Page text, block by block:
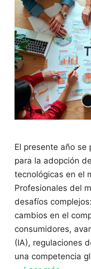
El presente año
para la adopción
tecnológicas en el
Profesionales del
desafíos
cambios en el
consumidores,
(IA), regulaciones
una competencia